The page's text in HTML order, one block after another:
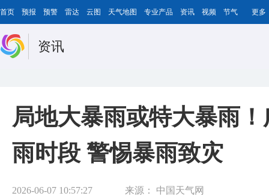
首页 预报 预警 雷达 云图 天气地图 专业产品 资讯 视频 节气 更多
资讯
局地大暴雨或特大暴雨
雨时段 警惕暴雨致灾
2026-06-07 10:57:27 来源： 中国天气网